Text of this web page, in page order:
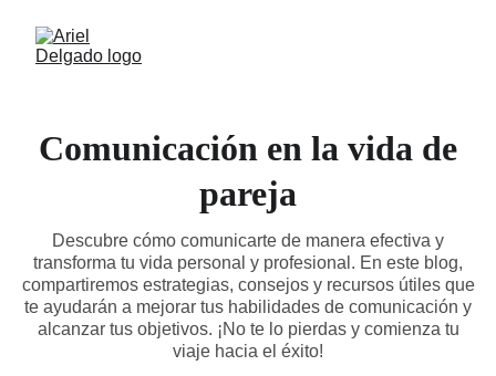
Comunicación en la vida de
pareja
Descubre cómo comunicarte de manera efectiva y
transforma tu vida personal y profesional. En este blog,
compartiremos estrategias, consejos y recursos útiles que
te ayudarán a mejorar tus habilidades de comunicación y
alcanzar tus objetivos. ¡No te lo pierdas y comienza tu
viaje hacia el éxito!